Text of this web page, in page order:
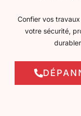
Confier vos
votre sécurité,